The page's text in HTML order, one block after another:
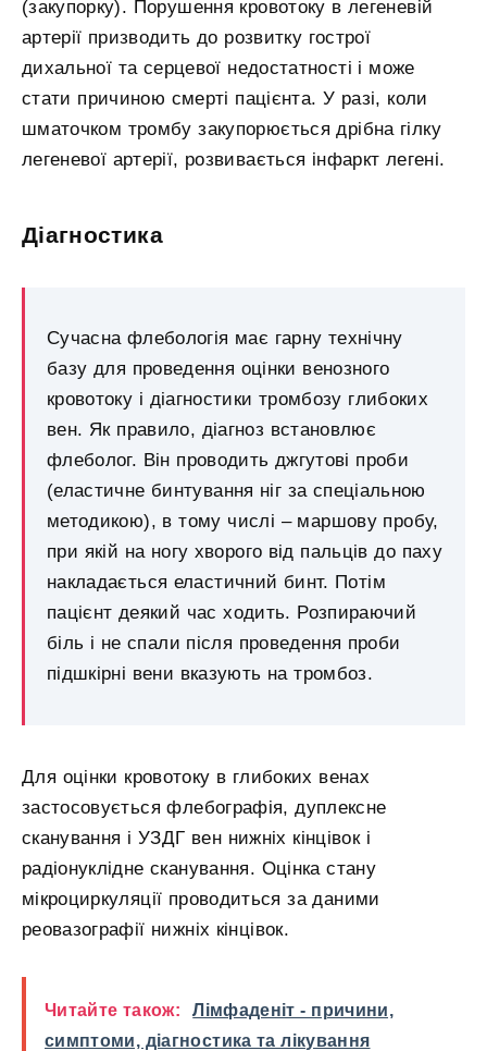
(закупорку). Порушення кровотоку в легеневій
артерії призводить до розвитку гострої
дихальної та серцевої недостатності і може
стати причиною смерті пацієнта. У разі, коли
шматочком тромбу закупорюється дрібна гілку
легеневої артерії, розвивається інфаркт легені.
Діагностика
Сучасна флебологія має гарну технічну
базу для проведення оцінки венозного
кровотоку і діагностики тромбозу глибоких
вен. Як правило, діагноз встановлює
флеболог. Він проводить джгутові проби
(еластичне бинтування ніг за спеціальною
методикою), в тому числі – маршову пробу,
при якій на ногу хворого від пальців до паху
накладається еластичний бинт. Потім
пацієнт деякий час ходить. Розпираючий
біль і не спали після проведення проби
підшкірні вени вказують на тромбоз.
Для оцінки кровотоку в глибоких венах
застосовується флебографія, дуплексне
сканування і УЗДГ вен нижніх кінцівок і
радіонуклідне сканування. Оцінка стану
мікроциркуляції проводиться за даними
реовазографії нижніх кінцівок.
Читайте також:
Лімфаденіт - причини,
симптоми, діагностика та лікування